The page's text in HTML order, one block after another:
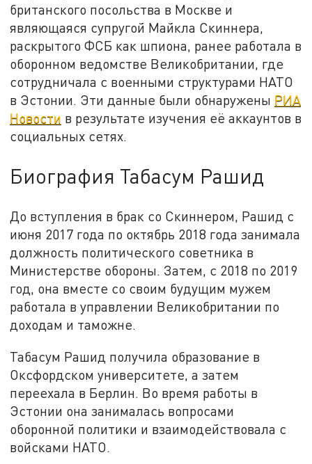
британского посольства в Москве и
являющаяся супругой Майкла Скиннера,
раскрытого ФСБ как шпиона, ранее работала в
оборонном ведомстве Великобритании, где
сотрудничала с военными структурами НАТО
в Эстонии. Эти данные были обнаружены РИА
Новости в результате изучения её аккаунтов в
социальных сетях.
Биография Табасум Рашид
До вступления в брак со Скиннером, Рашид с
июня 2017 года по октябрь 2018 года занимала
должность политического советника в
Министерстве обороны. Затем, с 2018 по 2019
год, она вместе со своим будущим мужем
работала в управлении Великобритании по
доходам и таможне.
Табасум Рашид получила образование в
Оксфордском университете, а затем
переехала в Берлин. Во время работы в
Эстонии она занималась вопросами
оборонной политики и взаимодействовала с
войсками НАТО.